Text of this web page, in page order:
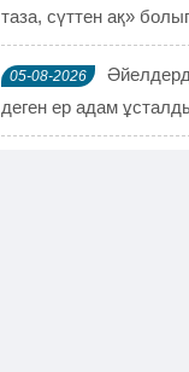
таза, сүттен ақ»
05-08-2026
деген ер адам